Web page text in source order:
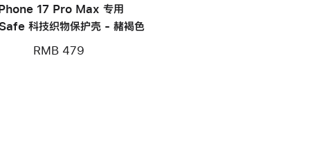
17 Pro Max 专用
科技织物保护壳 - 赭褐色
RMB 479